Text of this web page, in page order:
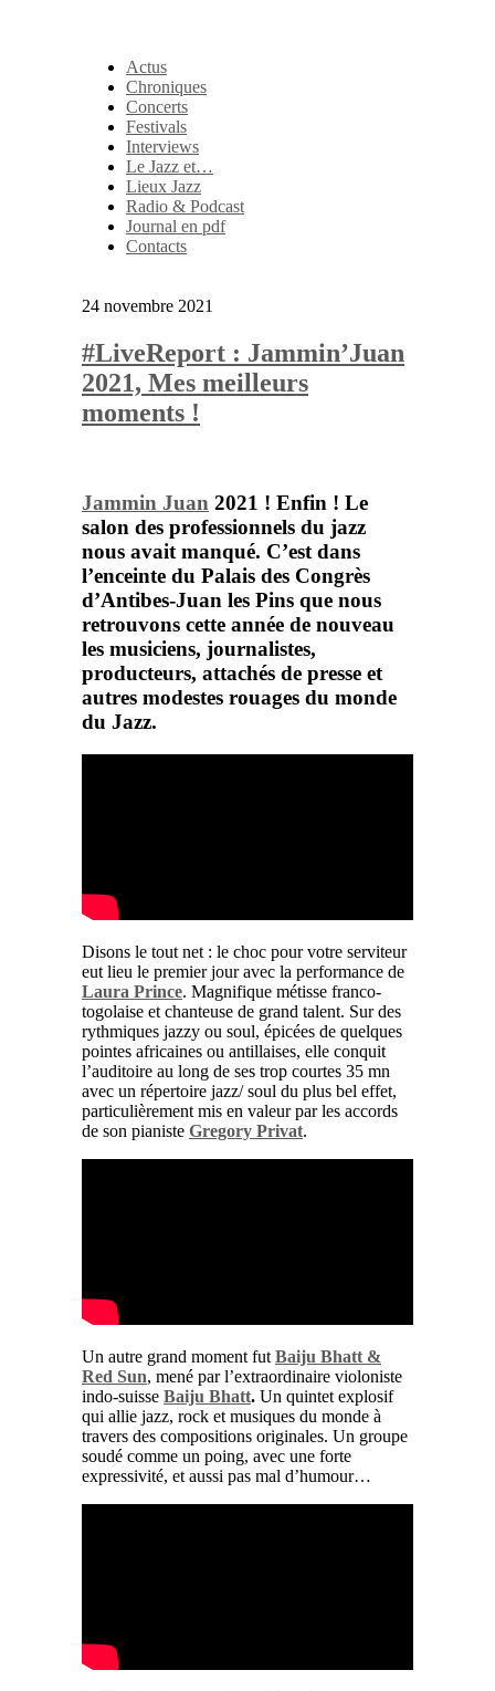
Actus
Chroniques
Concerts
Festivals
Interviews
Le Jazz et…
Lieux Jazz
Radio & Podcast
Journal en pdf
Contacts
24 novembre 2021
#LiveReport : Jammin’Juan
2021, Mes meilleurs
moments !
Jammin Juan 2021 ! Enfin ! Le
salon des professionnels du jazz
nous avait manqué. C’est dans
l’enceinte du Palais des Congrès
d’Antibes-Juan les Pins que nous
retrouvons cette année de nouveau
les musiciens, journalistes,
producteurs, attachés de presse et
autres modestes rouages du monde
du Jazz.
Disons le tout net : le choc pour votre serviteur
eut lieu le premier jour avec la performance de
Laura Prince. Magnifique métisse franco-
togolaise et chanteuse de grand talent. Sur des
rythmiques jazzy ou soul, épicées de quelques
pointes africaines ou antillaises, elle conquit
l’auditoire au long de ses trop courtes 35 mn
avec un répertoire jazz/ soul du plus bel effet,
particulièrement mis en valeur par les accords
de son pianiste Gregory Privat.
Un autre grand moment fut Baiju Bhatt &
Red Sun, mené par l’extraordinaire violoniste
indo-suisse Baiju Bhatt. Un quintet explosif
qui allie jazz, rock et musiques du monde à
travers des compositions originales. Un groupe
soudé comme un poing, avec une forte
expressivité, et aussi pas mal d’humour…